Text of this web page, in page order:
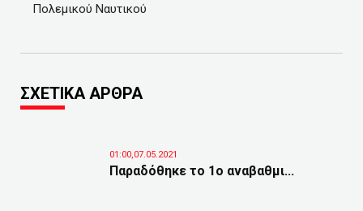
Πολεμικού Ναυτικού
ΣΧΕΤΙΚΑ ΑΡΘΡΑ
01:00,07.05.2021
Παραδόθηκε το 1ο αναβαθμι...